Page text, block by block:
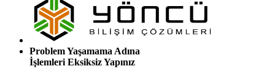
Problem Yaşamama Adına
İşlemleri Eksiksiz Yapınız